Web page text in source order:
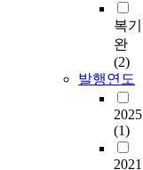
복기
완
(2)
발행연도
2025
(1)
2021